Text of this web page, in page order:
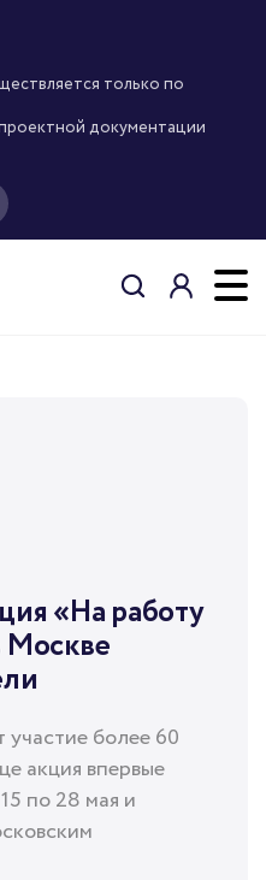
только по
документации
«На работу
Москве
участие более 60
акция впервые
по 28 мая и